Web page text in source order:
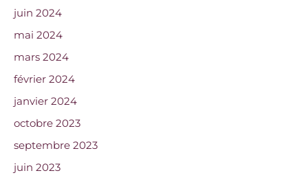
juin 2024
mai 2024
mars 2024
février 2024
janvier 2024
octobre 2023
septembre 2023
juin 2023